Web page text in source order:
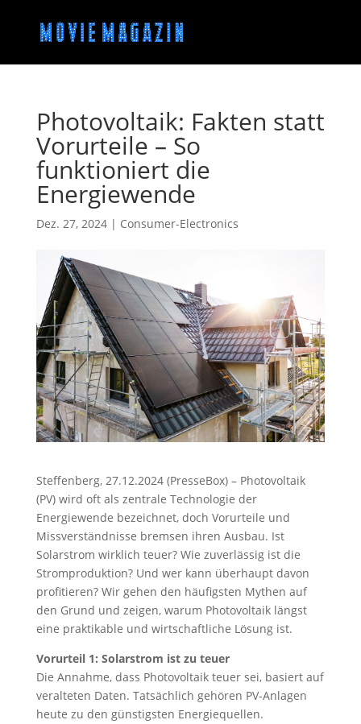
Photovoltaik: Fakten statt
Vorurteile – So
funktioniert die
Energiewende
Dez. 27, 2024| Consumer-Electronics
Steffenberg, 27.12.2024 (PresseBox) – Photovoltaik
(PV) wird oft als zentrale Technologie der
Energiewende bezeichnet, doch Vorurteile und
Missverständnisse bremsen ihren Ausbau. Ist
Solarstrom wirklich teuer? Wie zuverlässig ist die
Stromproduktion? Und wer kann überhaupt davon
profitieren? Wir gehen den häufigsten Mythen auf
den Grund und zeigen, warum Photovoltaik längst
eine praktikable und wirtschaftliche Lösung ist.
Vorurteil 1: Solarstrom ist zu teuer
Die Annahme, dass Photovoltaik teuer sei, basiert auf
veralteten Daten. Tatsächlich gehören PV-Anlagen
heute zu den günstigsten Energiequellen.